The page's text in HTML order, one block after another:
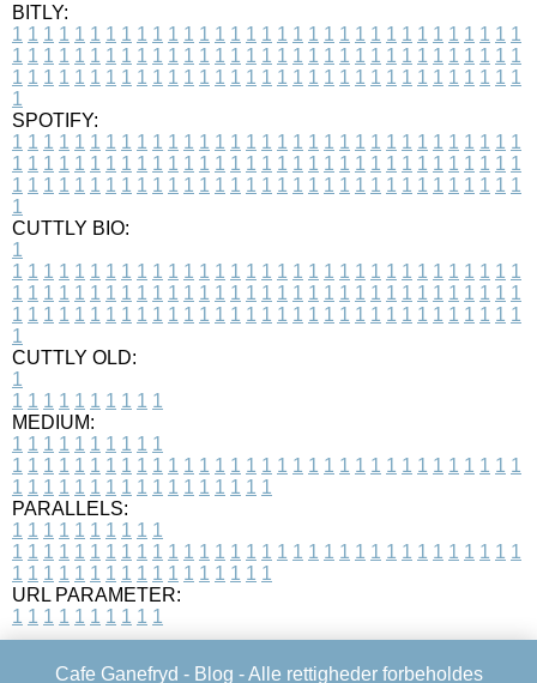
BITLY:
1 1 1 1 1 1 1 1 1 1 1 1 1 1 1 1 1 1 1 1 1 1 1 1 1 1 1 1 1 1 1 1 1
1 1 1 1 1 1 1 1 1 1 1 1 1 1 1 1 1 1 1 1 1 1 1 1 1 1 1 1 1 1 1 1 1
1 1 1 1 1 1 1 1 1 1 1 1 1 1 1 1 1 1 1 1 1 1 1 1 1 1 1 1 1 1 1 1 1
1
SPOTIFY:
1 1 1 1 1 1 1 1 1 1 1 1 1 1 1 1 1 1 1 1 1 1 1 1 1 1 1 1 1 1 1 1 1
1 1 1 1 1 1 1 1 1 1 1 1 1 1 1 1 1 1 1 1 1 1 1 1 1 1 1 1 1 1 1 1 1
1 1 1 1 1 1 1 1 1 1 1 1 1 1 1 1 1 1 1 1 1 1 1 1 1 1 1 1 1 1 1 1 1
1
CUTTLY BIO:
1
1 1 1 1 1 1 1 1 1 1 1 1 1 1 1 1 1 1 1 1 1 1 1 1 1 1 1 1 1 1 1 1 1
1 1 1 1 1 1 1 1 1 1 1 1 1 1 1 1 1 1 1 1 1 1 1 1 1 1 1 1 1 1 1 1 1
1 1 1 1 1 1 1 1 1 1 1 1 1 1 1 1 1 1 1 1 1 1 1 1 1 1 1 1 1 1 1 1 1
1
CUTTLY OLD:
1
1 1 1 1 1 1 1 1 1 1
MEDIUM:
1 1 1 1 1 1 1 1 1 1
1 1 1 1 1 1 1 1 1 1 1 1 1 1 1 1 1 1 1 1 1 1 1 1 1 1 1 1 1 1 1 1 1
1 1 1 1 1 1 1 1 1 1 1 1 1 1 1 1 1
PARALLELS:
1 1 1 1 1 1 1 1 1 1
1 1 1 1 1 1 1 1 1 1 1 1 1 1 1 1 1 1 1 1 1 1 1 1 1 1 1 1 1 1 1 1 1
1 1 1 1 1 1 1 1 1 1 1 1 1 1 1 1 1
URL PARAMETER:
1 1 1 1 1 1 1 1 1 1
Cafe Ganefryd - Blog - Alle rettigheder forbeholdes